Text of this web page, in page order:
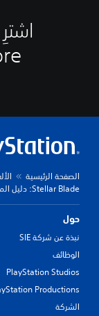
الصفحة الرئيسية
Stellar Blade: دليل المبتدئين للقتال
حول
نبذة عن شركة SIE
الوظائف
PlayStation Studios
Productions
الشركة